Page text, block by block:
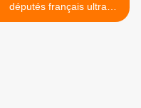
députés français ultra
complaisants avec Déby-